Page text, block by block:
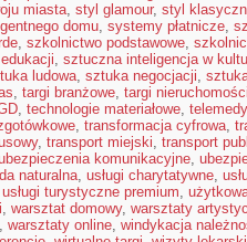
miasta, styl glamour, styl
domu, systemy płatnicze,
, szkolnictwo podstawowe,
, sztuczna inteligencja w
ludowa, sztuka negocjacji,
, targi branżowe, targi nieruchomości
, technologie materiałowe,
, transformacja cyfrowa,
, transport miejski, transport
komunikacyjne,
naturalna, usługi charytatywne,
usługi turystyczne premium,
, warsztat domowy, warsztaty
, warsztaty online, windykacja